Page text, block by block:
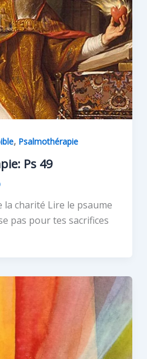
, Psalmothérapie
Ps 49
la charité Lire le psaume
pas pour tes sacrifices